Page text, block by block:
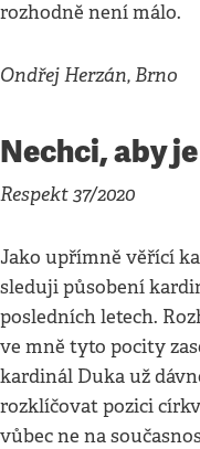
rozhodně není málo.
Ondřej Herzán, Brno
Nechci, aby
Respekt 37/2020
Jako upřímně věřící
sleduji působení
posledních letech.
ve mně tyto pocity
kardinál Duka už
rozklíčovat pozici
vůbec ne na